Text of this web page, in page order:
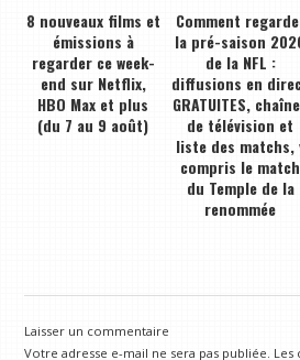
8 nouveaux films et
émissions à
regarder ce week-
end sur Netflix,
HBO Max et plus
(du 7 au 9 août)
Comment
la pré-saison
de la NFL :
diffusions en
GRATUITES,
de télévision et
liste des matchs,
compris le match
du Temple de la
renommée
Laisser un commentaire
Votre adresse e-mail ne sera pas publiée. Les